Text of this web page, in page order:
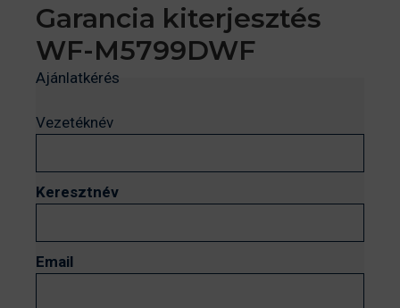
Garancia kiterjesztés
WF-M5799DWF
Ajánlatkérés
Vezetéknév
Keresztnév
Email